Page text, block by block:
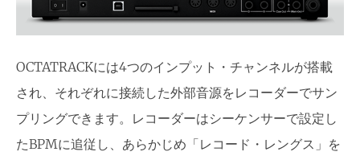
OCTATRACKには4つのインプット・チャンネルが搭載
され、それぞれに接続した外部音源をレコーダーでサン
プリングできます。レコーダーはシーケンサーで設定し
たBPMに追従し、あらかじめ「レコード・レングス」を